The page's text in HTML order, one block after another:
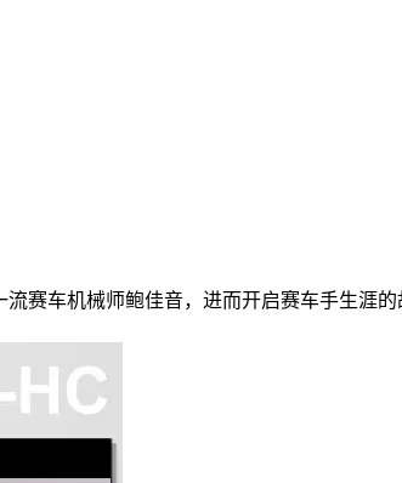
车机械师鲍佳音，进而开启赛车手生涯的